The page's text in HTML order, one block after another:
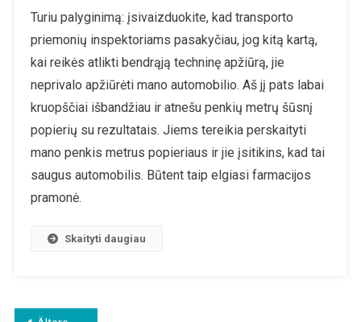
Verslo
Turiu palyginimą: įsivaizduokite, kad transporto
priemonių inspektoriams pasakyčiau, jog kitą kartą,
kai reikės atlikti bendrąją techninę apžiūrą, jie
neprivalo apžiūrėti mano automobilio. Aš jį pats labai
kruopščiai išbandžiau ir atnešu penkių metrų šūsnį
popierių su rezultatais. Jiems tereikia perskaityti
mano penkis metrus popieriaus ir jie įsitikins, kad tai
saugus automobilis. Būtent taip elgiasi farmacijos
pramonė.
Skaityti daugiau